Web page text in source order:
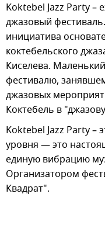
Koktebel Jazz Party
джазовый
инициатива
коктебельского
Киселева.
фестивалю,
джазовых
Коктебель в
Koktebel Jazz Party –
уровня — это
единую вибрацию
Организатором
Квадрат".